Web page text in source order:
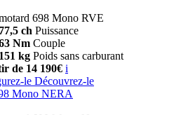
698 Mono RVE
77,5 ch Puissance
Nm Couple
151 kg Poids sans carburant
de 14 190€ i
le Découvrez-le
Mono NERA